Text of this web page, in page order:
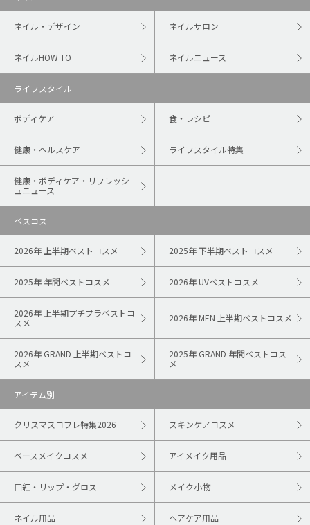
ネイル・デザイン ネイルサロン
ネイルHOW TO ネイルニュース
ライフスタイル
ボディケア 食・レシピ
健康・ヘルスケア ライフスタイル特集
健康・ボディケア・リフレッシ
ュニュース
ベスコス
2026年 上半期ベストコスメ 2025年 下半期ベストコスメ
2025年 年間ベストコスメ 2026年 UVベストコスメ
2026年 上半期プチプラベストコ
スメ
2026年 MEN 上半期ベストコスメ
2026年 GRAND 上半期ベストコ
スメ
2025年 GRAND 年間ベストコス
メ
アイテム別
クリスマスコフレ特集2026 スキンケアコスメ
ベースメイクコスメ アイメイク用品
口紅・リップ・グロス メイク小物
ネイル用品 ヘアケア用品